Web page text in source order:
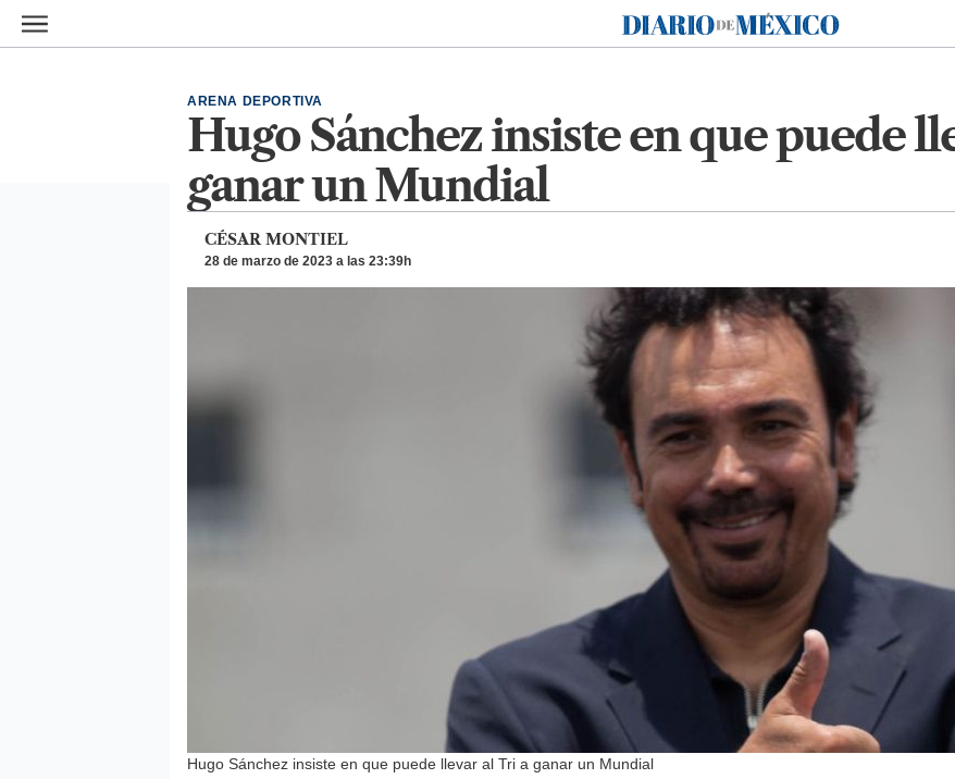
Ir al contenido principal
Diario de México
Hugo Sánchez insiste en que puede
ganar un Mundial
ARENA DEPORTIVA
CÉSAR MONTIEL
28 de marzo de 2023 a las 23:39h
Hugo Sánchez insiste en que puede llevar al Tri a ganar un Mundial